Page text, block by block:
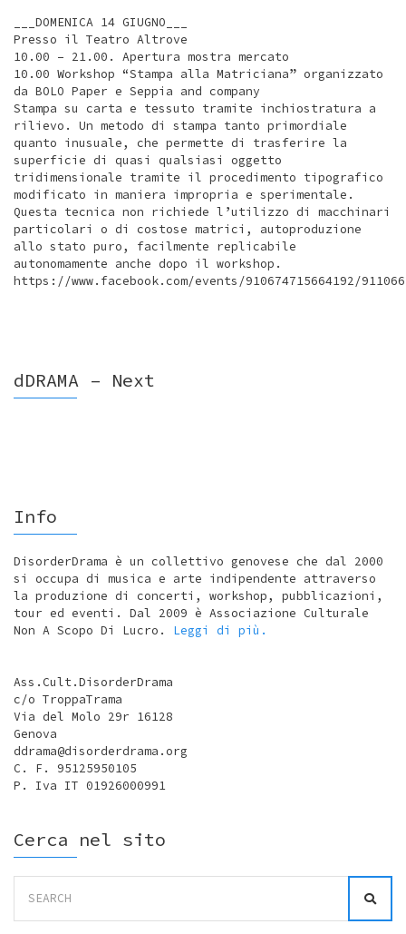
___DOMENICA 14 GIUGNO___
Presso il Teatro Altrove
10.00 – 21.00. Apertura mostra mercato
10.00 Workshop “Stampa alla Matriciana” organizzato
da BOLO Paper e Seppia and company
Stampa su carta e tessuto tramite inchiostratura a
rilievo. Un metodo di stampa tanto primordiale
quanto inusuale, che permette di trasferire la
superficie di quasi qualsiasi oggetto
tridimensionale tramite il procedimento tipografico
modificato in maniera impropria e sperimentale.
Questa tecnica non richiede l’utilizzo di macchinari
particolari o di costose matrici, autoproduzione
allo stato puro, facilmente replicabile
autonomamente anche dopo il workshop.
https://www.facebook.com/events/910674715664192/
dDRAMA – Next
Info
DisorderDrama è un collettivo genovese che dal 2000
si occupa di musica e arte indipendente attraverso
la produzione di concerti, workshop, pubblicazioni,
tour ed eventi. Dal 2009 è Associazione Culturale
Non A Scopo Di Lucro. Leggi di più.
Ass.Cult.DisorderDrama
c/o TroppaTrama
Via del Molo 29r 16128
Genova
ddrama@disorderdrama.org
C. F. 95125950105
P. Iva IT 01926000991
Cerca nel sito
for: